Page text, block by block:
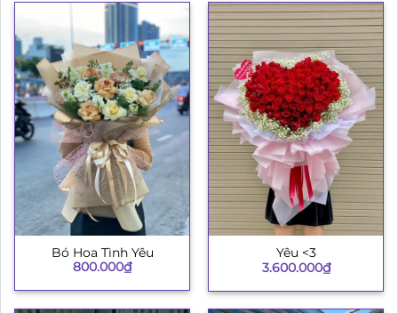
Bó Hoa Tình Yêu
800.000₫
Yêu <3
3.600.000₫